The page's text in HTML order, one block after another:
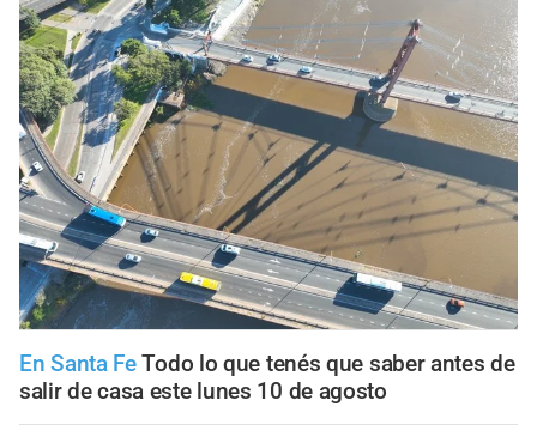
En Santa FeTodo lo que tenés que saber antes de
salir de casa este lunes 10 de agosto